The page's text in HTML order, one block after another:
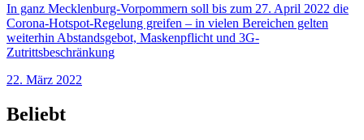
In ganz Mecklenburg-Vorpommern soll bis zum 27. April 2022 die
Corona-Hotspot-Regelung greifen – in vielen Bereichen gelten
weiterhin Abstandsgebot, Maskenpflicht und 3G-
Zutrittsbeschränkung
22. März 2022
Beliebt